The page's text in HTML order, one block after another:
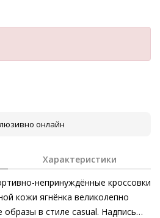
онлайн
Характеристики
непринуждённые кроссовки
кожи ягнёнка великолепно
в стиле casual. Надпись